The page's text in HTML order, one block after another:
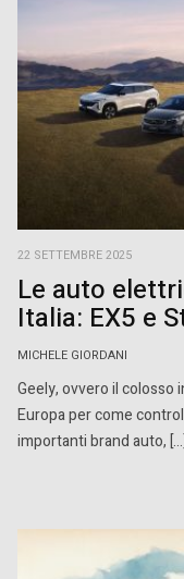
22 SETTEMBRE 2025
Le auto
Italia: EX5 e
MICHELE GIORDANI
Geely, ovvero il colosso
Europa per come
importanti brand auto, […]